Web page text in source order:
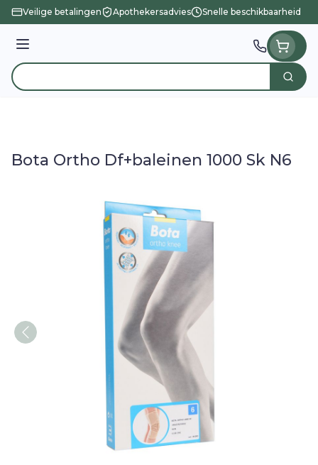
Ga naar de inhoud
Veilige betalingen Apothekersadvies Snelle beschikbaarheid
Menu
Product, merk, categorie... Zoek
Bota Ortho Df+baleinen 1000 Sk N6